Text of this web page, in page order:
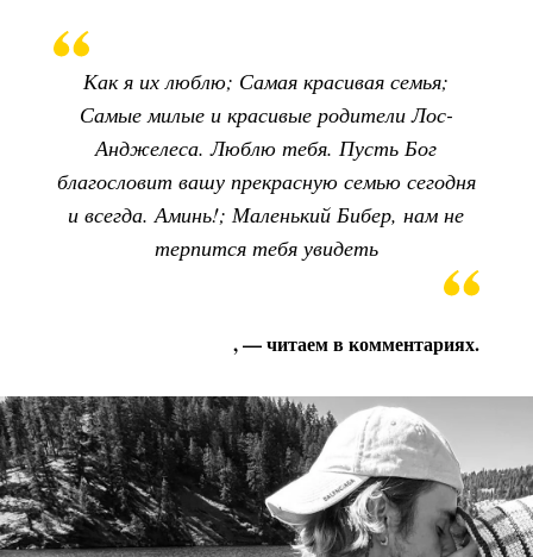
Как я их люблю; Самая красивая семья;
Самые милые и красивые родители Лос-
Анджелеса. Люблю тебя. Пусть Бог
благословит вашу прекрасную семью сегодня
и всегда. Аминь!; Маленький Бибер, нам не
терпится тебя увидеть
, — читаем в комментариях.